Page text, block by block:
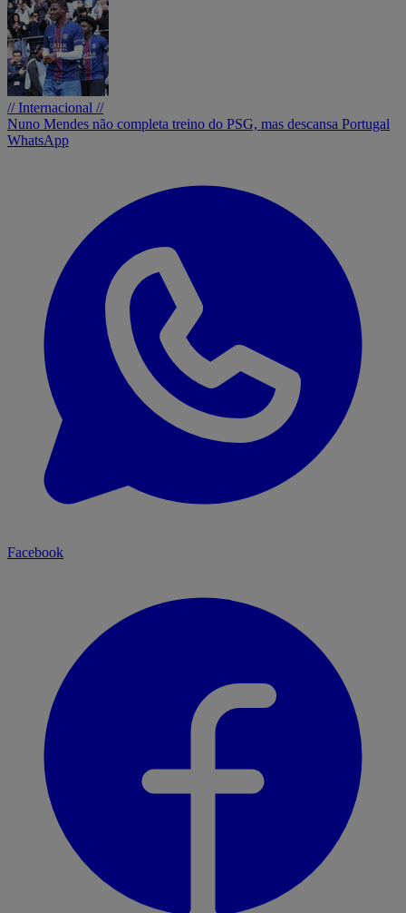
// Internacional //
Nuno Mendes não completa treino do PSG, mas descansa Portugal
WhatsApp
Facebook